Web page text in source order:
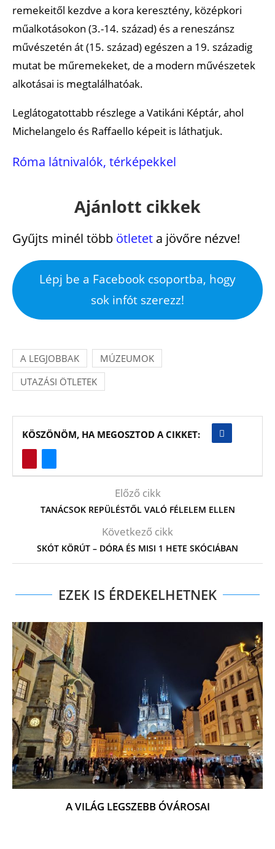
remekeitől kezdve a kora keresztény, középkori
műalkotásokon (3.-14. század) és a reneszánsz
művészetén át (15. század) egészen a 19. századig
mutat be műremekeket, de a modern művészetek
alkotásai is megtalálhatóak.
Leglátogatottabb részlege a Vatikáni Képtár, ahol
Michelangelo és Raffaello képeit is láthatjuk.
Róma látnivalók, térképekkel
Ajánlott cikkek
Gyűjts minél több ötletet a jövőre nézve!
Lépj be a Facebook csoportba, hogy
sok infót szerezz!
A LEGJOBBAK
MÚZEUMOK
UTAZÁSI ÖTLETEK
KÖSZÖNÖM, HA MEGOSZTOD A CIKKET:
Előző cikk
TANÁCSOK REPÜLÉSTŐL VALÓ FÉLELEM ELLEN
Következő cikk
SKÓT KÖRÚT – DÓRA ÉS MISI 1 HETE SKÓCIÁBAN
EZEK IS ÉRDEKELHETNEK
A VILÁG LEGSZEBB ÓVÁROSAI